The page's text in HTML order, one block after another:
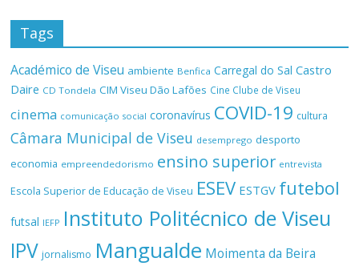
Tags
Académico de Viseu ambiente Benfica Carregal do Sal Castro
Daire CD Tondela CIM Viseu Dão Lafões Cine Clube de Viseu
cinema comunicação social coronavírus COVID-19 cultura
Câmara Municipal de Viseu desemprego desporto
economia empreendedorismo ensino superior entrevista
Escola Superior de Educação de Viseu ESEV ESTGV futebol
futsal IEFP Instituto Politécnico de Viseu
IPV jornalismo Mangualde Moimenta da Beira